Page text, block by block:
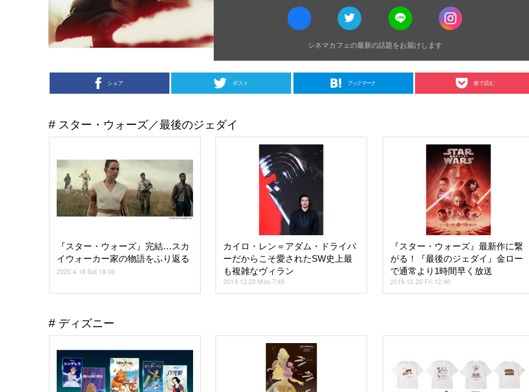
シネマカフェの最新の話題をお届けします
シェア ポスト ブックマーク 後で読む
スター・ウォーズ／最後のジェダイ
『スター・ウォーズ』完結…スカ
イウォーカー家の物語をふり返る
2020.4.18 Sat 18:00
カイロ・レン＝アダム・ドライバ
ーだからこそ愛されたSW史上最
も複雑なヴィラン
2019.12.23 Mon 7:45
『スター・ウォーズ』最新作に繋
がる！『最後のジェダイ』金ロー
で通常より1時間早く放送
2019.12.20 Fri 12:40
ディズニー